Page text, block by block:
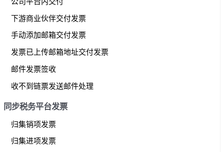
下游商业伙伴交付发票
手动添加邮箱交付发票
发票已上传邮箱地址交付发票
邮件发票签收
收不到链票发送邮件处理
同步税务平台发票
归集销项发票
归集进项发票